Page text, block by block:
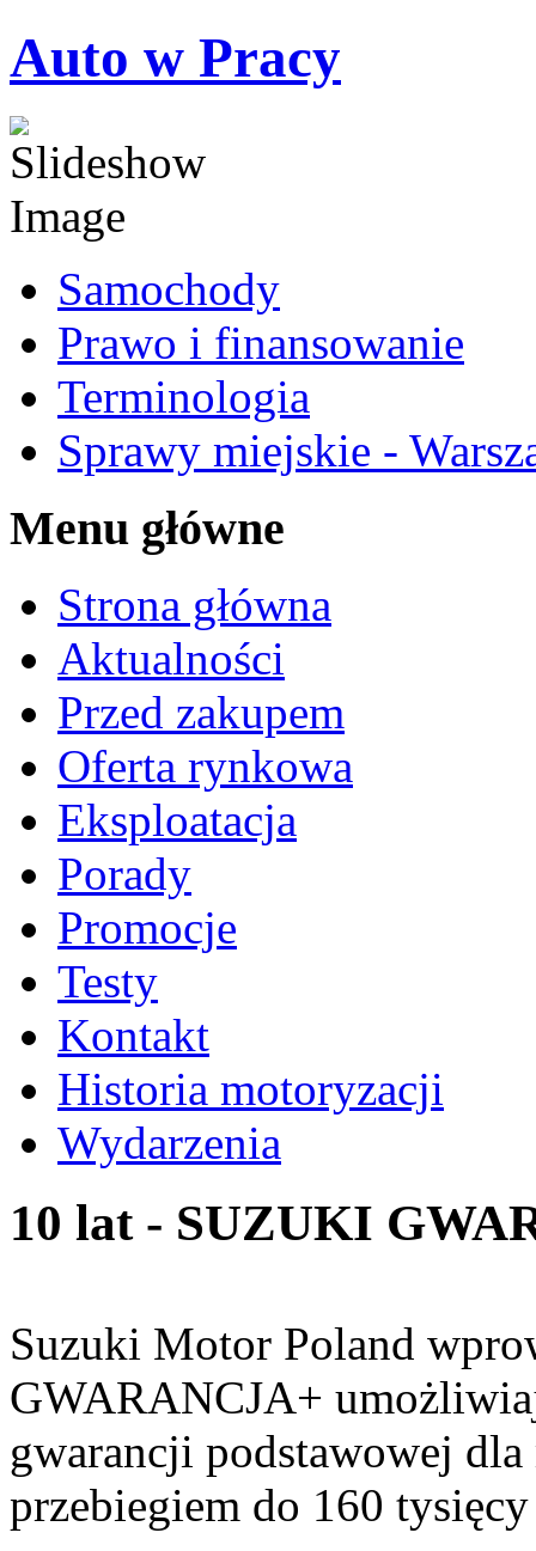
Auto w Pracy
Samochody
Prawo i finansowanie
Terminologia
Sprawy miejskie -
Menu główne
Strona główna
Aktualności
Przed zakupem
Oferta rynkowa
Eksploatacja
Porady
Promocje
Testy
Kontakt
Historia motoryzacji
Wydarzenia
10 lat - SUZUKI
Suzuki Motor Poland
GWARANCJA+
gwarancji podstawowej
przebiegiem do 160